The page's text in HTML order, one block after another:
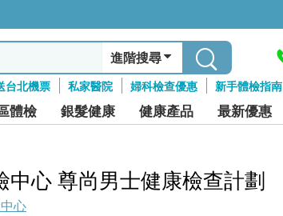
進階搜尋
台北機票 私家醫院 婦科檢查優惠 新手體檢指南
體檢 銀髮健康 健康產品 最新優惠
中心 尊尚男士健康檢查計劃
心